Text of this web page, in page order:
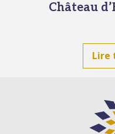
Château
Lire